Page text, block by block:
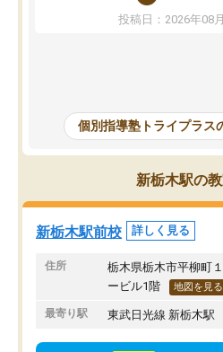
ることもありました。講師の方と
性が良かったため、とても話しや
た。難しい問題では解説をより細
書いてくれたりと、生徒一人一人
った授業を考えてくれます。
投稿日：2026年08
個別指導塾トライプラス
新栃木駅の
新栃木駅前校 詳しく見る
住所
栃木県栃木市平柳町
ービル1階
地図を見る
最寄り駅 東武日光線 新栃木駅